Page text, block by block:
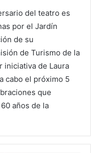
del teatro es
por el Jardín
de su
de Turismo de la
iniciativa de Laura
cabo el próximo 5
que
años de la